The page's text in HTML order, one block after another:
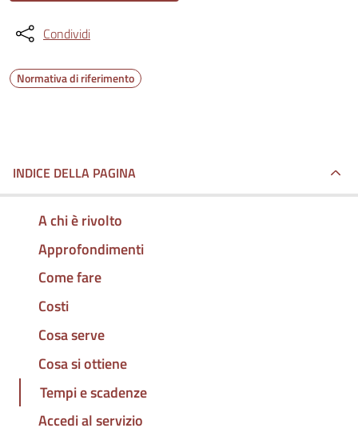
Condividi
Normativa di riferimento
INDICE DELLA PAGINA
A chi è rivolto
Approfondimenti
Come fare
Costi
Cosa serve
Cosa si ottiene
Tempi e scadenze
Accedi al servizio